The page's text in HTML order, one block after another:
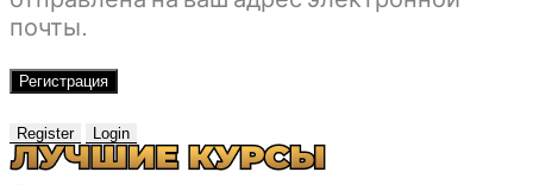
почты.
Регистрация
Register Login